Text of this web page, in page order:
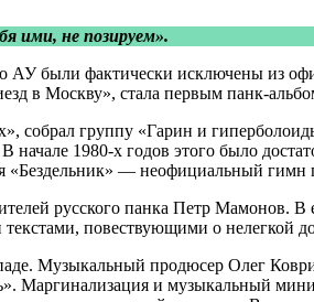
ими, не позируем».
АУ были фактически исключены из
в Москву», стала первым панк-
собрал группу «Гарин и
1980-х годов этого было
«Бездельник» — неофициальный гимн
русского панка Петр Мамонов.
повествующими о нелегкой
Музыкальный продюсер Олег
Маргинализация и музыкальный